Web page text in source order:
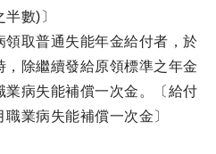
數)〕
取普通失能年金給付者，於
除繼續發給原領標準之年金
病失能補償一次金。〔給付
業病失能補償一次金〕